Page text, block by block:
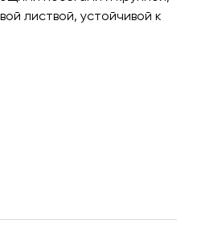
листвой, устойчивой к